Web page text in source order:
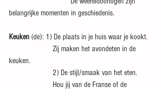
belangrijke momenten in geschiedenis.
Keuken (de): 1) De plaats in je huis waar je kookt.
keuken.
                      2) De stijl/smaak van het eten.